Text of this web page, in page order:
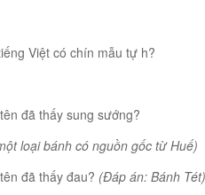
Việt có chín mẫu tự h?
đã thấy sung sướng?
loại bánh có nguồn gốc từ Huế)
đã thấy đau? (Đáp án: Bánh Tét)